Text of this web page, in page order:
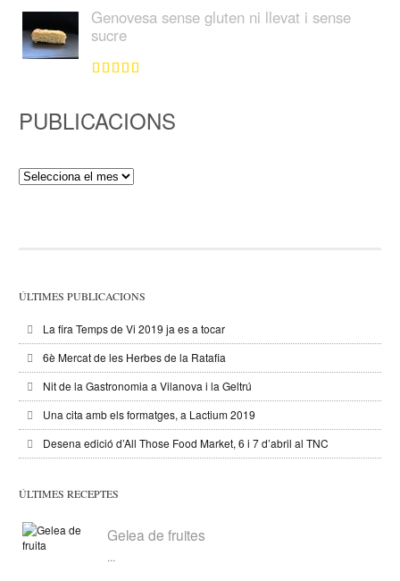
Genovesa sense gluten ni llevat i sense
sucre
PUBLICACIONS
Publicacions
ÚLTIMES PUBLICACIONS
La fira Temps de Vi 2019 ja es a tocar
6è Mercat de les Herbes de la Ratafia
Nit de la Gastronomia a Vilanova i la Geltrú
Una cita amb els formatges, a Lactium 2019
Desena edició d’All Those Food Market, 6 i 7 d’abril al TNC
ÚLTIMES RECEPTES
Gelea de fruites
...